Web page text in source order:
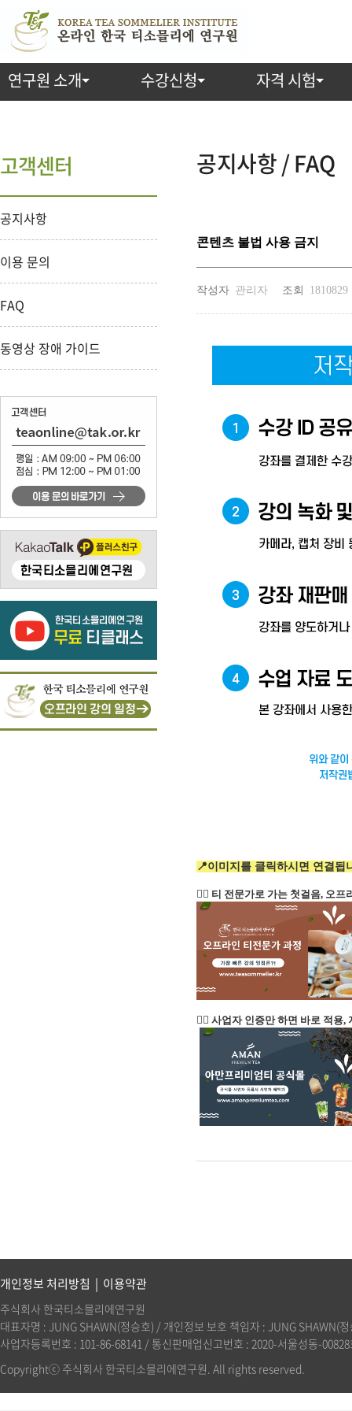
연구원 소개 수강신청 자격 시험
공지사항 / FAQ
콘텐츠 불법 사용 금지
작성자 관리자 조회 1810829
📍이미지를 클릭하시면 연결됩
👉🏻 티 전문가로 가는 첫걸음, 오
👉🏻 사업자 인증만 하면 바로 적용
고객센터
공지사항
이용 문의
FAQ
동영상 장애 가이드
개인정보 처리방침 | 이용약관
주식회사 한국티소믈리에연구원
대표자명 : JUNG SHAWN(정승호) / 개인정보 보호 책임자 : JUNG
사업자등록번호 : 101-86-68141 / 통신판매업신고번호 : 2020-서울성동-
Copyrightⓒ 주식회사 한국티소믈리에연구원. All rights reserved.